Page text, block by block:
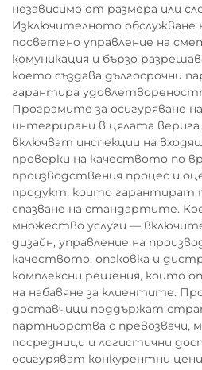
независимо от размера или
Изключителното обслужване
посветено управление на
комуникация и бързо
което създава дългосрочни
гарантира
Програмите за осигуряване
интегрирани в цялата верига
включват инспекции на
проверки на качеството по
производствения процес и
продукт, които гарантират
спазване на стандартите.
множество услуги —
дизайн, управление на
качеството, опаковка и
комплексни решения, които
на набавяне за клиентите.
доставчици поддържат
партньорства с превозвачи,
посредници и логистични
осигуряват конкурентни